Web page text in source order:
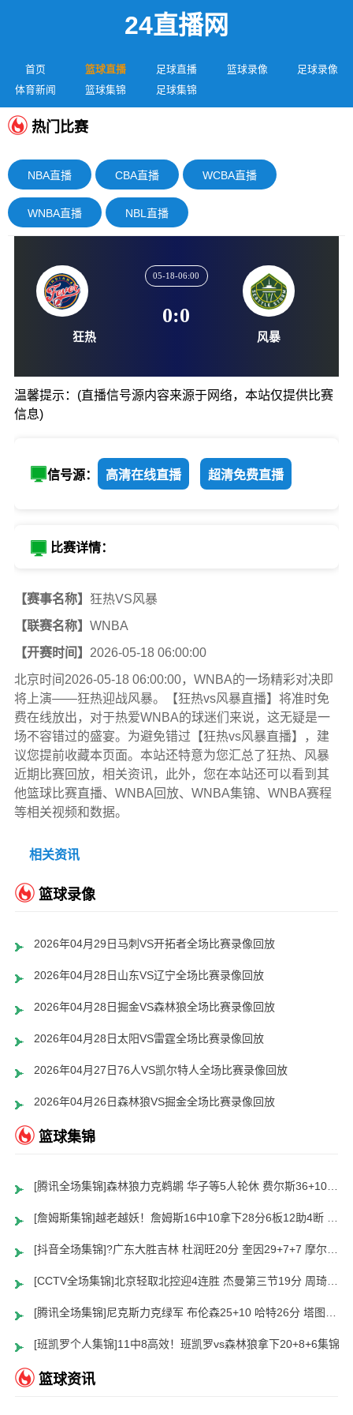
24直播网
首页 篮球直播 足球直播 篮球录像
足球录像
体育新闻
篮球集锦 足球集锦
热门比赛
NBA直播 CBA直播 WCBA直播
WNBA直播 NBL直播
0:0
温馨提示：(直播信号源内容来源于网络，本站仅提供比赛
信息)
信号源： 高清在线直播 超清免费直播
比赛详情：
【赛事名称】 狂热VS风暴
【联赛名称】 WNBA
【开赛时间】 2026-05-18 06:00:00
北京时间2026-05-18 06:00:00，WNBA的一场精彩对决即
将上演——狂热迎战风暴。【狂热vs风暴直播】将准时免
费在线放出，对于热爱WNBA的球迷们来说，这无疑是一
场不容错过的盛宴。为避免错过【狂热vs风暴直播】，建
议您提前收藏本页面。本站还特意为您汇总了狂热、风暴
近期比赛回放，相关资讯，此外，您在本站还可以看到其
他篮球比赛直播、WNBA回放、WNBA集锦、WNBA赛程
等相关视频和数据。
相关资讯
篮球录像
2026年04月29日马刺VS开拓者全场比赛录像回放
2026年04月28日山东VS辽宁全场比赛录像回放
2026年04月28日掘金VS森林狼全场比赛录像回放
2026年04月28日太阳VS雷霆全场比赛录像回放
2026年04月27日76人VS凯尔特人全场比赛录像回放
2026年04月26日森林狼VS掘金全场比赛录像回放
篮球集锦
[腾讯全场集锦]森林狼力克鹈鹕 华子等5人轮休 费尔斯36+10 奎因30+22
[詹姆斯集锦]越老越妖！詹姆斯16中10拿下28分6板12助4断 末节3次击地妙传
[抖音全场集锦]?广东大胜吉林 杜润旺20分 奎因29+7+7 摩尔空砍31分
[CCTV全场集锦]北京轻取北控迎4连胜 杰曼第三节19分 周琦15+12 朱松玮15分
[腾讯全场集锦]尼克斯力克绿军 布伦森25+10 哈特26分 塔图姆空砍24+13+8
[班凯罗个人集锦]11中8高效！班凯罗vs森林狼拿下20+8+6集锦
篮球资讯